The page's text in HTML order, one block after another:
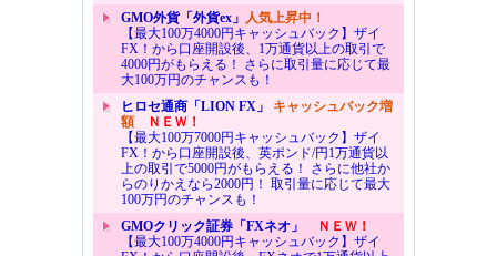
GMO外貨「外貨ex」 人気上昇中！
【最大100万4000円キャッシュバック】ザイ
FX！から口座開設後、1万通貨以上の取引で
4000円がもらえる！ さらに取引量に応じて最
大100万円のチャンスも！
ヒロセ通商「LION FX」 キャッシュバック増
額ＮＥＷ！
【最大100万7000円キャッシュバック】ザイ
FX！から口座開設後、英ポンド/円1万通貨以
上の取引で5000円がもらえる！ さらに他社か
らのりかえなら2000円！ 取引量に応じて最大
100万円のチャンスも！
GMOクリック証券「FXネオ」
ＮＥＷ！
【最大100万4000円キャッシュバック】ザイ